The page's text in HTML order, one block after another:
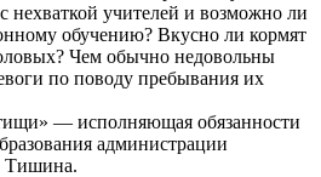
учителей и возможно ли
обучению? Вкусно ли кормят
Чем обычно недовольны
по поводу пребывания их
— исполняющая обязанности
администрации
Тишина.